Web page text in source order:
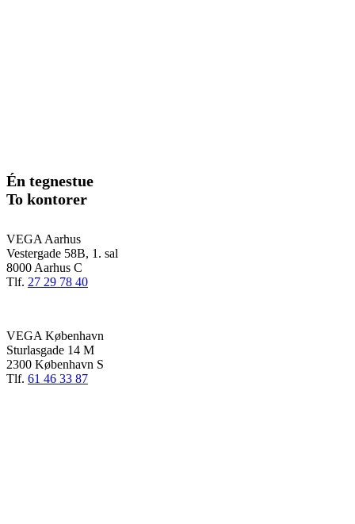
Én tegnestue
To kontorer
VEGA Aarhus
Vestergade 58B, 1. sal
8000 Aarhus C
Tlf. 27 29 78 40
VEGA København
Sturlasgade 14 M
2300 København S
Tlf. 61 46 33 87